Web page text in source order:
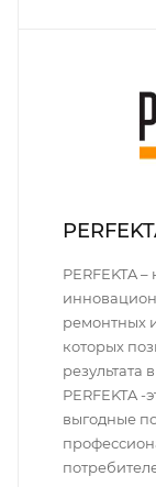
PERFEKTA
ремонтных
которых
результата
PERFEKTA
выгодные